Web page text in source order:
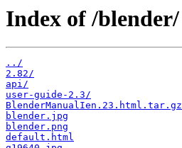
Index of /blender/
../
2.82/
api/
user-guide-2.3/
BlenderManualIen.23.html.tar.gz
blender.jpg
blender.png
default.html